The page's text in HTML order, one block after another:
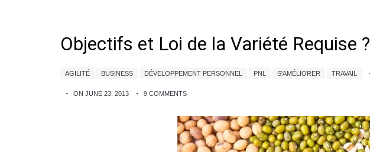
Objectifs et Loi de la Variété Requise ?
AGILITÉ BUSINESS DÉVELOPPEMENT PERSONNEL PNL S'AMÉLIORER TRAVAIL
ON JUNE 23, 2013 9 COMMENTS